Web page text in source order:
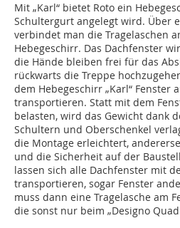
Mit „Karl“ bietet Roto ein
Schultergurt angelegt wird. Über
verbindet man die Tragelaschen
Hebegeschirr. Das Dachfenster
die Hände bleiben frei für das
rückwarts die Treppe
dem Hebegeschirr „Karl“ Fenster
transportieren. Statt mit dem
belasten, wird das Gewicht dank
Schultern und Oberschenkel
die Montage erleichtert,
und die Sicherheit auf der
lassen sich alle Dachfenster mit
transportieren, sogar Fenster
muss dann eine Tragelasche am
die sonst nur beim „Designo